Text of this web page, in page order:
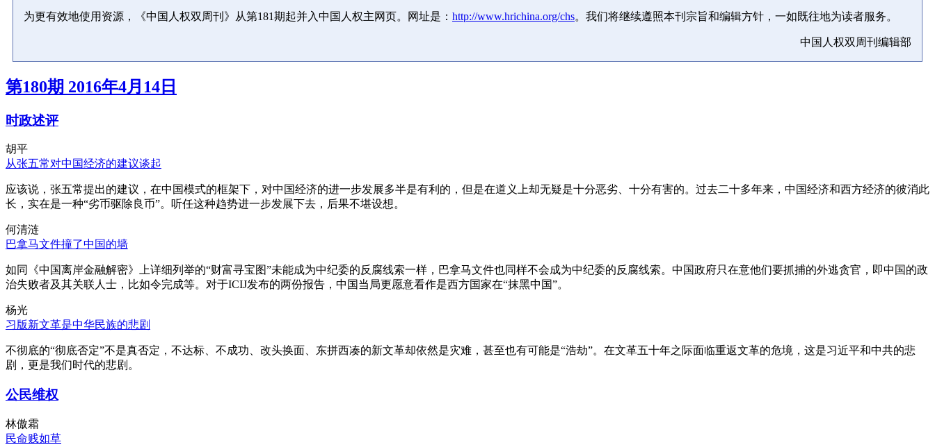
为更有效地使用资源，《中国人权双周刊》从第181期起并入中国人权主网页。网址是： http://www.hrichina.org/chs。我们将继续遵照本刊宗旨和编辑方针，一如既往地为读者服务。
中国人权双周刊编辑部
第180期 2016年4月14日
时政述评
胡平
从张五常对中国经济的建议谈起
应该说，张五常提出的建议，在中国模式的框架下，对中国经济的进一步发展多半是有利的，但是在道义上却无疑是十分恶劣、十分有害的。过去二十多年来，中国经济和西方经济的彼消此
长，实在是一种“劣币驱除良币”。听任这种趋势进一步发展下去，后果不堪设想。
何清涟
巴拿马文件撞了中国的墙
如同《中国离岸金融解密》上详细列举的“财富寻宝图”未能成为中纪委的反腐线索一样，巴拿马文件也同样不会成为中纪委的反腐线索。中国政府只在意他们要抓捕的外逃贪官，即中国的政
治失败者及其关联人士，比如令完成等。对于ICIJ发布的两份报告，中国当局更愿意看作是西方国家在“抹黑中国”。
杨光
习版新文革是中华民族的悲剧
不彻底的“彻底否定”不是真否定，不达标、不成功、改头换面、东拼西凑的新文革却依然是灾难，甚至也有可能是“浩劫”。在文革五十年之际面临重返文革的危境，这是习近平和中共的悲
剧，更是我们时代的悲剧。
公民维权
林傲霜
民命贱如草